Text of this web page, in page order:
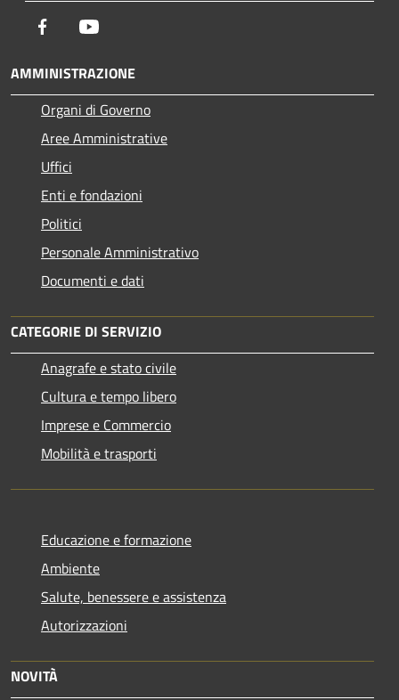
Facebook
AMMINISTRAZIONE
Organi di Governo
Aree Amministrative
Uffici
Enti e fondazioni
Politici
Personale Amministrativo
Documenti e dati
CATEGORIE DI SERVIZIO
Anagrafe e stato civile
Cultura e tempo libero
Imprese e Commercio
Mobilità e trasporti
Educazione e formazione
Ambiente
Salute, benessere e assistenza
Autorizzazioni
NOVITÀ